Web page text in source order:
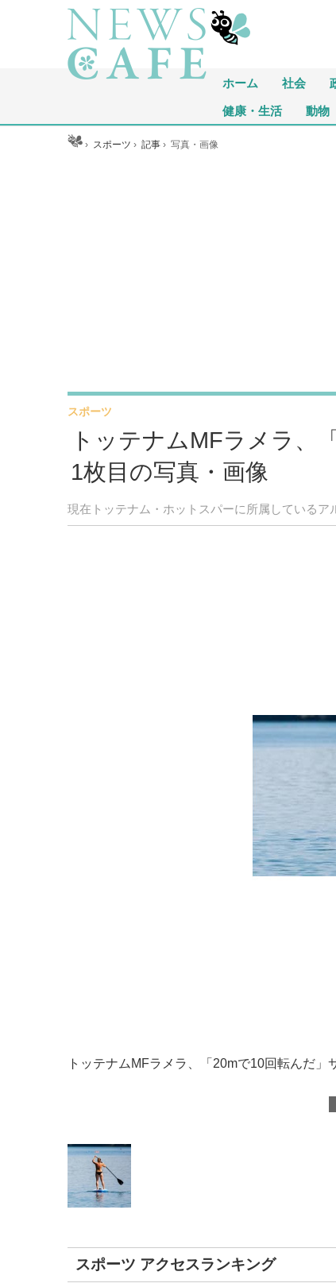
ホーム 社会
健康・生活 動物
ホーム › スポーツ ›記事 ›写真・画像
トッテナムMFラメラ、
1枚目の写真・画像
現在トッテナム・ホットスパーに所属している
スポーツ
トッテナムMFラメラ、「20mで10回転んだ」
スポーツ アクセスランキング